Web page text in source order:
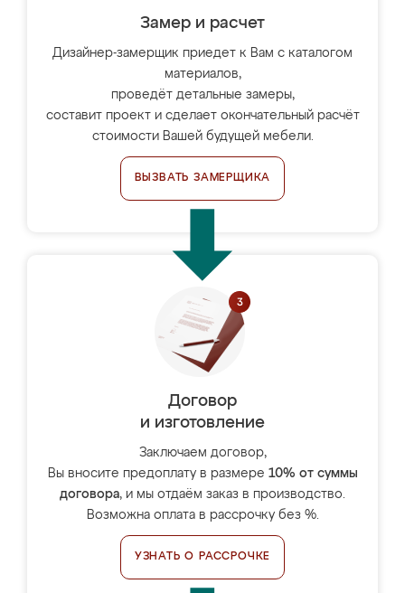
Замер и расчет
Дизайнер-замерщик приедет к Вам с каталогом
материалов,
проведёт детальные замеры,
составит проект и сделает окончательный расчёт
стоимости Вашей будущей мебели.
ВЫЗВАТЬ ЗАМЕРЩИКА
Договор
и изготовление
Заключаем договор,
Вы вносите предоплату в размере 10% от суммы
договора, и мы отдаём заказ в производство.
Возможна оплата в рассрочку без %.
УЗНАТЬ О РАССРОЧКЕ